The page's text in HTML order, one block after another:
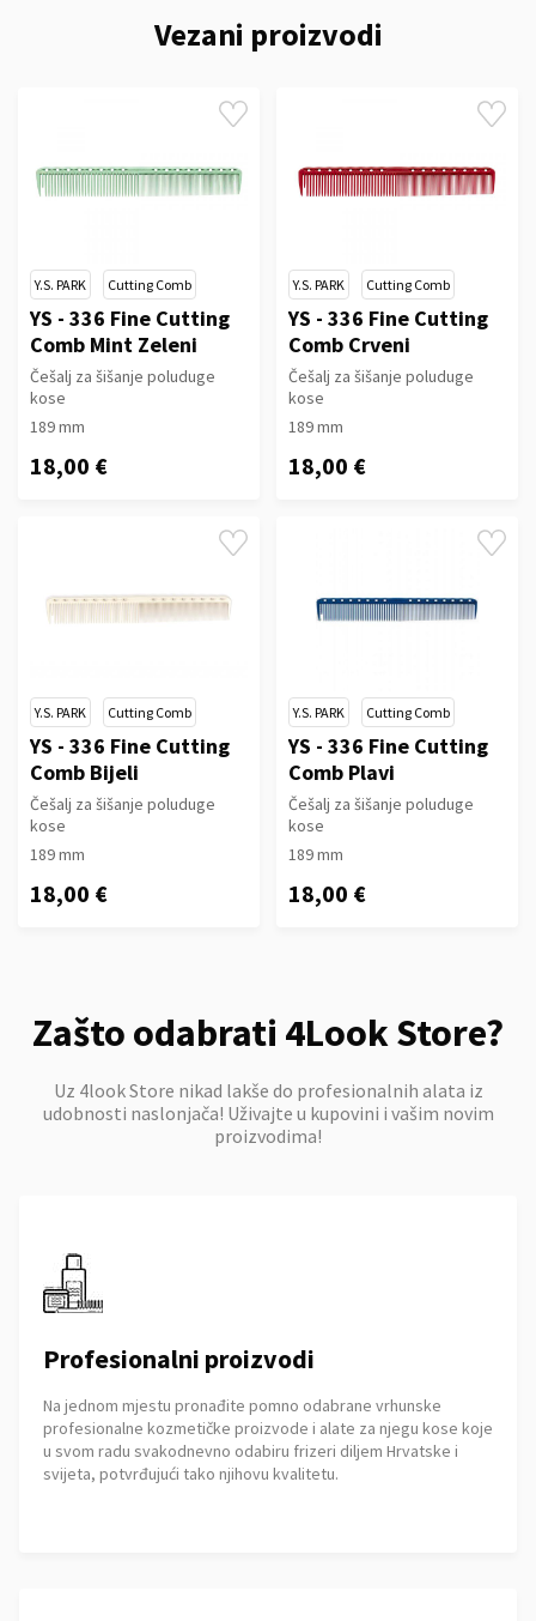
Vezani proizvodi
Y.S. PARK Cutting Comb
YS - 336 Fine Cutting
Comb Mint Zeleni
Češalj za šišanje poluduge
kose
189 mm
18,00 €
Y.S. PARK Cutting Comb
YS - 336 Fine Cutting
Comb Crveni
Češalj za šišanje poluduge
kose
189 mm
18,00 €
Y.S. PARK Cutting Comb
YS - 336 Fine Cutting
Comb Bijeli
Češalj za šišanje poluduge
kose
189 mm
18,00 €
Y.S. PARK Cutting Comb
YS - 336 Fine Cutting
Comb Plavi
Češalj za šišanje poluduge
kose
189 mm
18,00 €
Zašto odabrati 4Look Store?
Uz 4look Store nikad lakše do profesionalnih alata iz
udobnosti naslonjača! Uživajte u kupovini i vašim novim
proizvodima!
Profesionalni proizvodi
Na jednom mjestu pronađite pomno odabrane vrhunske
profesionalne kozmetičke proizvode i alate za njegu kose koje
u svom radu svakodnevno odabiru frizeri diljem Hrvatske i
svijeta, potvrđujući tako njihovu kvalitetu.